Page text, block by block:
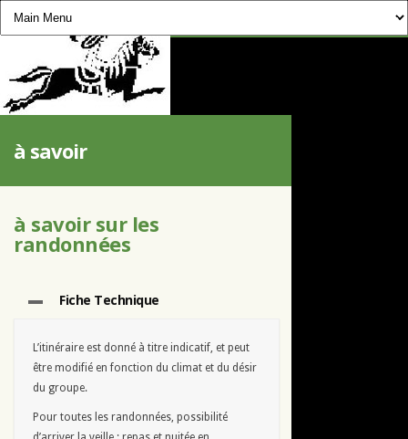
CHEVAUCHÉE
à savoir
à savoir sur les
randonnées
Fiche Technique
L’itinéraire est donné à titre indicatif, et peut
être modifié en fonction du climat et du désir
du groupe.
Pour toutes les randonnées, possibilité